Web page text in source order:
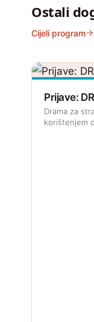
Ostali
Cijeli program
Prijave:
Drama za
korištenjem